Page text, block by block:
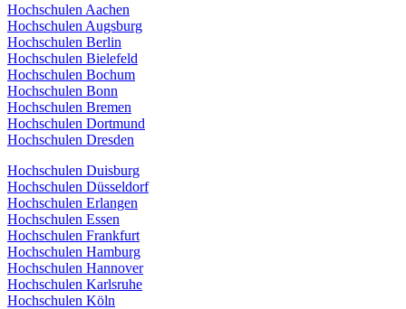
Hochschulen Aachen
Hochschulen Augsburg
Hochschulen Berlin
Hochschulen Bielefeld
Hochschulen Bochum
Hochschulen Bonn
Hochschulen Bremen
Hochschulen Dortmund
Hochschulen Dresden
Hochschulen Duisburg
Hochschulen Düsseldorf
Hochschulen Erlangen
Hochschulen Essen
Hochschulen Frankfurt
Hochschulen Hamburg
Hochschulen Hannover
Hochschulen Karlsruhe
Hochschulen Köln